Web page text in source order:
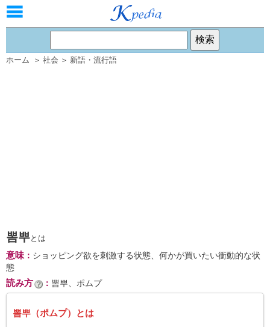
ホーム ＞ 社会 ＞ 新語・流行語
뽐뿌とは
意味： ショッピング欲を刺激する状態、何かが買いたい衝動的な状
態
読み方 ： 뽐뿌、ポムプ
뽐뿌（ポムプ）とは